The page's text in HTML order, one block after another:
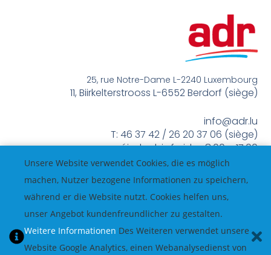
25, rue Notre-Dame L-2240 Luxembourg
11, Biirkelterstrooss L-6552 Berdorf (siège)
info@adr.lu
T: 46 37 42 / 26 20 37 06 (siège)
méindes bis freides 8:00 – 17:00
Unsere Website verwendet Cookies, die es möglich
machen, Nutzer bezogene Informationen zu speichern,
während er die Website nutzt. Cookies helfen uns,
unser Angebot kundenfreundlicher zu gestalten.
Weitere Informationen Des Weiteren verwendet unsere
Website Google Analytics, einen Webanalysedienst von